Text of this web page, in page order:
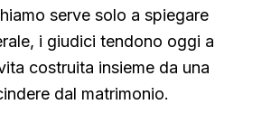
serve solo a spiegare
i giudici tendono oggi a
costruita insieme da una
dal matrimonio.